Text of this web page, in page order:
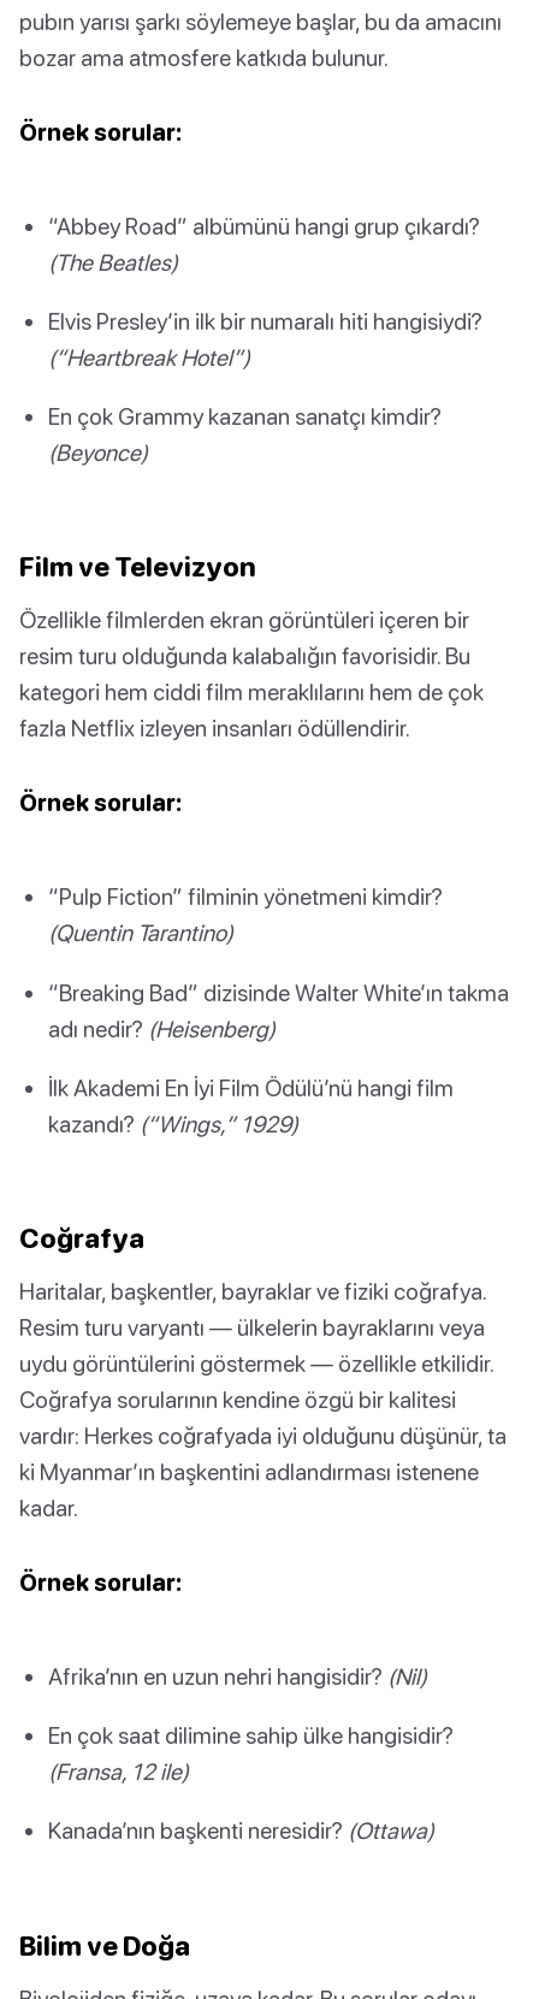
pubın yarısı şarkı söylemeye başlar, bu da amacını
bozar ama atmosfere katkıda bulunur.
Örnek sorular:
“Abbey Road” albümünü hangi grup çıkardı?
(The Beatles)
Elvis Presley’in ilk bir numaralı hiti hangisiydi?
(“Heartbreak Hotel”)
En çok Grammy kazanan sanatçı kimdir?
(Beyonce)
Film ve Televizyon
Özellikle filmlerden ekran görüntüleri içeren bir
resim turu olduğunda kalabalığın favorisidir. Bu
kategori hem ciddi film meraklılarını hem de çok
fazla Netflix izleyen insanları ödüllendirir.
Örnek sorular:
“Pulp Fiction” filminin yönetmeni kimdir?
(Quentin Tarantino)
“Breaking Bad” dizisinde Walter White’ın takma
adı nedir? (Heisenberg)
İlk Akademi En İyi Film Ödülü’nü hangi film
kazandı? (“Wings,” 1929)
Coğrafya
Haritalar, başkentler, bayraklar ve fiziki coğrafya.
Resim turu varyantı — ülkelerin bayraklarını veya
uydu görüntülerini göstermek — özellikle etkilidir.
Coğrafya sorularının kendine özgü bir kalitesi
vardır: Herkes coğrafyada iyi olduğunu düşünür, ta
ki Myanmar’ın başkentini adlandırması istenene
kadar.
Örnek sorular:
Afrika’nın en uzun nehri hangisidir? (Nil)
En çok saat dilimine sahip ülke hangisidir?
(Fransa, 12 ile)
Kanada’nın başkenti neresidir? (Ottawa)
Bilim ve Doğa